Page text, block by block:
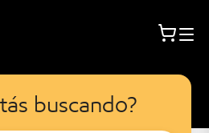
buscando?